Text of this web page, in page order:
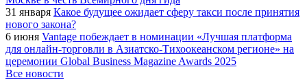
31 января Какое будущее ожидает сферу такси после принятия
нового закона?
6 июня Vantage побеждает в номинации «Лучшая платформа
для онлайн-торговли в Азиатско-Тихоокеанском регионе» на
церемонии Global Business Magazine Awards 2025
Все новости